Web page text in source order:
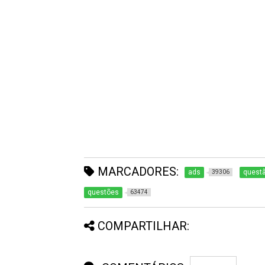
MARCADORES: ads 39306
questões 63474
COMPARTILHAR: